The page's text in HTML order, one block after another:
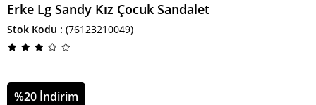
Erke Lg Sandy Kız Çocuk Sandalet
Stok Kodu (76123210049)
%20 İndirim